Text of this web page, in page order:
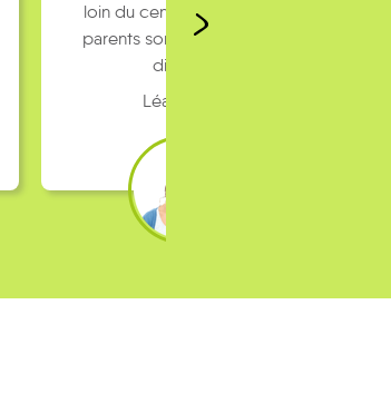
loin du centre ville et mes
parents sont pas toujours
dispo…
Léa 16 ans